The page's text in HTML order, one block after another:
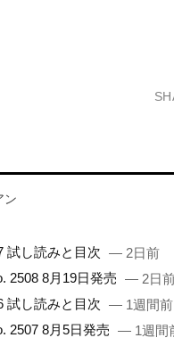
ン
試し読みと目次 — 2日前
2508 8月19日発売 — 2日
試し読みと目次 — 1週間前
2507 8月5日発売 — 1週間